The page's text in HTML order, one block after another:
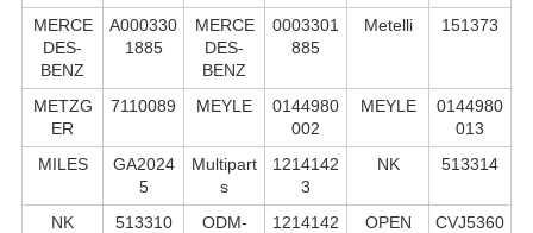
MERCE
DES-
BENZ
A000330
1885
MERCE
DES-
BENZ
0003301
885
Metelli 151373
METZG
ER
7110089 MEYLE
0144980
002
MEYLE
0144980
013
MILES
GA2024
5
Multipart
s
1214142
3
NK 513314
NK 513310
ODM-
1214142
OPEN
CVJ5360